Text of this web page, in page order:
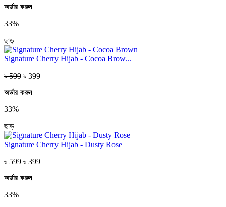
অর্ডার করুন
33%
ছাড়
Signature Cherry Hijab - Cocoa Brow...
৳ 599 ৳ 399
অর্ডার করুন
33%
ছাড়
Signature Cherry Hijab - Dusty Rose
৳ 599 ৳ 399
অর্ডার করুন
33%